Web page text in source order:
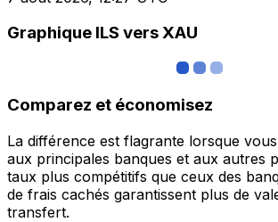
Graphique ILS vers XAU
Comparez et économisez
La différence est flagrante lorsque
aux principales banques et aux autres
taux plus compétitifs que ceux des
de frais cachés garantissent plus de
transfert.